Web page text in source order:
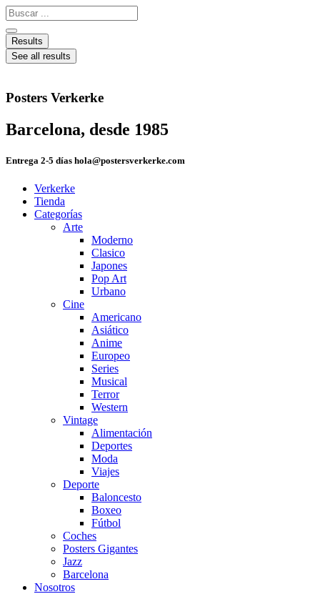
Ir
al
contenido
Search
...
Results
See all results
Posters Verkerke
Barcelona, desde 1985
Entrega 2-5 días hola@postersverkerke.com
Verkerke
Tienda
Categorías
Arte
Moderno
Clasico
Japones
Pop Art
Urbano
Cine
Americano
Asiático
Anime
Europeo
Series
Musical
Terror
Western
Vintage
Alimentación
Deportes
Moda
Viajes
Deporte
Baloncesto
Boxeo
Fútbol
Coches
Posters Gigantes
Jazz
Barcelona
Nosotros